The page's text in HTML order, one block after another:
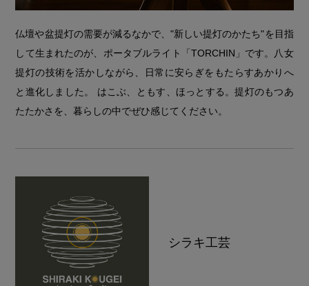
仏壇や盆提灯の需要が減るなかで、"新しい提灯のかたち"を目指
して生まれたのが、ポータブルライト「TORCHIN」です。八女
提灯の技術を活かしながら、日常に安らぎをもたらすあかりへ
と進化しました。 はこぶ、ともす、ほっとする。提灯のもつあ
たたかさを、暮らしの中でぜひ感じてください。
シラキ工芸